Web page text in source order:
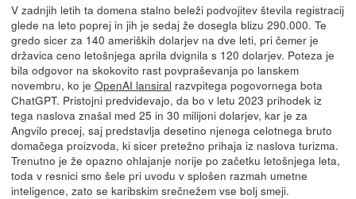
V zadnjih letih ta domena stalno beleži podvojitev števila registracij
glede na leto poprej in jih je sedaj že dosegla blizu 290.000. Te
gredo sicer za 140 ameriških dolarjev na dve leti, pri čemer je
državica ceno letošnjega aprila dvignila s 120 dolarjev. Poteza je
bila odgovor na skokovito rast povpraševanja po lanskem
novembru, ko je OpenAI lansiral razvpitega pogovornega bota
ChatGPT. Pristojni predvidevajo, da bo v letu 2023 prihodek iz
tega naslova znašal med 25 in 30 milijoni dolarjev, kar je za
Angvilo precej, saj predstavlja desetino njenega celotnega bruto
domačega proizvoda, ki sicer pretežno prihaja iz naslova turizma.
Trenutno je že opazno ohlajanje norije po začetku letošnjega leta,
toda v resnici smo šele pri uvodu v splošen razmah umetne
inteligence, zato se karibskim srečnežem vse bolj smeji.